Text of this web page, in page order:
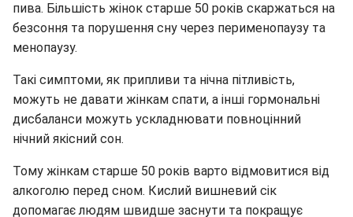
пива. Більшість жінок старше 50 років скаржаться на
безсоння та порушення сну через перименопаузу та
менопаузу.
Такі симптоми, як припливи та нічна пітливість,
можуть не давати жінкам спати, а інші гормональні
дисбаланси можуть ускладнювати повноцінний
нічний якісний сон.
Тому жінкам старше 50 років варто відмовитися від
алкоголю перед сном. Кислий вишневий сік
допомагає людям швидше заснути та покращує